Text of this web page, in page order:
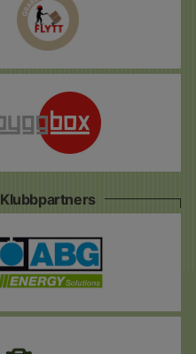
Klubbpartners